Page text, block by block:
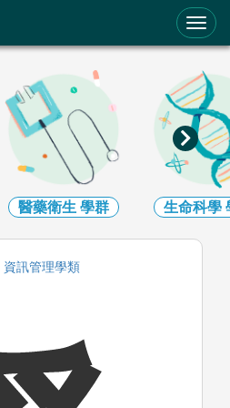
助系統
醫藥衛生 學群 生命科學
資訊管理學類